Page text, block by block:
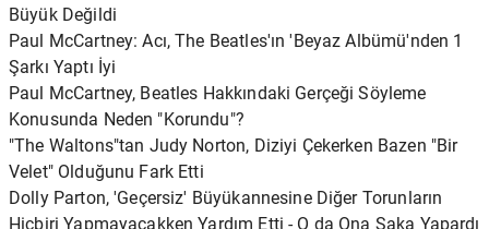
Büyük Değildi
Paul McCartney: Acı, The Beatles'ın 'Beyaz Albümü'nden 1
Şarkı Yaptı İyi
Paul McCartney, Beatles Hakkındaki Gerçeği Söyleme
Konusunda Neden "Korundu"?
"The Waltons"tan Judy Norton, Diziyi Çekerken Bazen "Bir
Velet" Olduğunu Fark Etti
Dolly Parton, 'Geçersiz' Büyükannesine Diğer Torunların
Hiçbiri Yapmayacakken Yardım Etti - O da Ona Şaka Yapardı